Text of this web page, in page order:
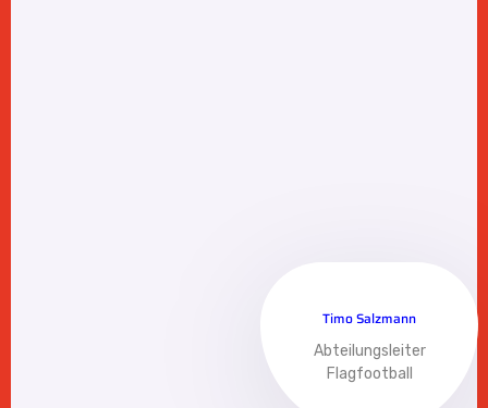
Timo Salzmann
Abteilungsleiter
Flagfootball